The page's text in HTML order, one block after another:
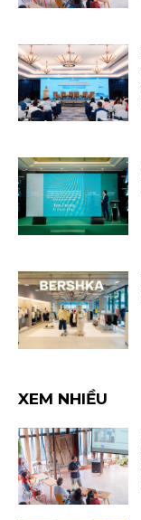
XEM NHIỀU